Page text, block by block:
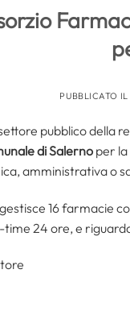
PUBBLICATO IL
pubblico della
di Salerno per
amministrativa o
16
24 ore, e